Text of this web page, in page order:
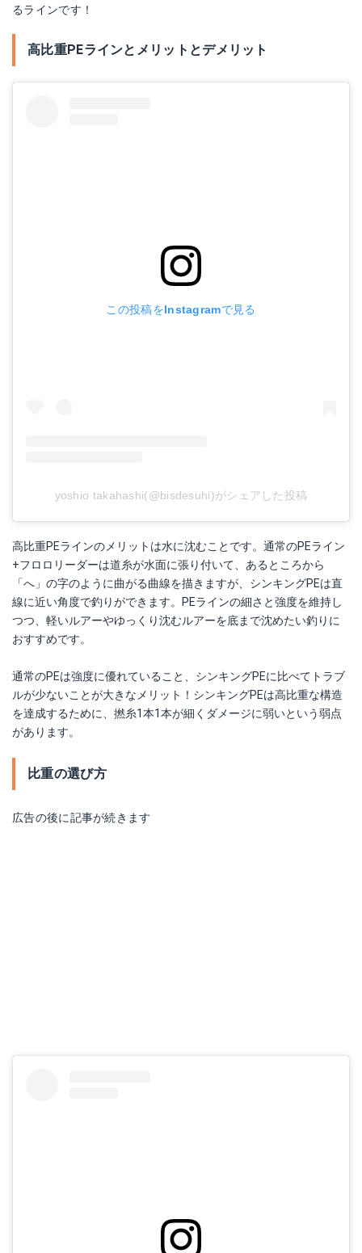
るラインです！
高比重PEラインとメリットとデメリット
この投稿をInstagramで見る
yoshio takahashi(@bisdesuhi)がシェアした投稿
高比重PEラインのメリットは水に沈むことです。通常のPEライン
+フロロリーダーは道糸が水面に張り付いて、あるところから
「へ」の字のように曲がる曲線を描きますが、シンキングPEは直
線に近い角度で釣りができます。PEラインの細さと強度を維持し
つつ、軽いルアーやゆっくり沈むルアーを底まで沈めたい釣りに
おすすめです。
通常のPEは強度に優れていること、シンキングPEに比べてトラブ
ルが少ないことが大きなメリット！シンキングPEは高比重な構造
を達成するために、撚糸1本1本が細くダメージに弱いという弱点
があります。
比重の選び方
広告の後に記事が続きます